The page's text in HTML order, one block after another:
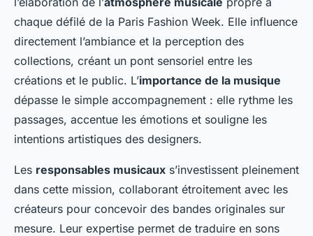
chaque défilé de la Paris Fashion Week. Elle influence
directement l’ambiance et la perception des
collections, créant un pont sensoriel entre les
créations et le public. L’importance de la musique
dépasse le simple accompagnement : elle rythme les
passages, accentue les émotions et souligne les
intentions artistiques des designers.
Les responsables musicaux s’investissent pleinement
dans cette mission, collaborant étroitement avec les
créateurs pour concevoir des bandes originales sur
mesure. Leur expertise permet de traduire en sons